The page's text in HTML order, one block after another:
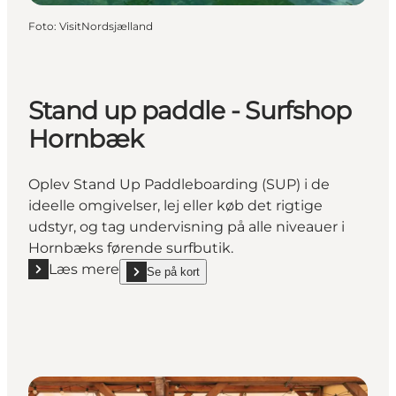
Foto: VisitNordsjælland
Stand up paddle - Surfshop
Hornbæk
Oplev Stand Up Paddleboarding (SUP) i de
ideelle omgivelser, lej eller køb det rigtige
udstyr, og tag undervisning på alle niveauer i
Hornbæks førende surfbutik.
Læs mere
Læs mere "Stand up paddle - Surfshop Hornbæk"
Se på kort
show Stand up paddle - Surfshop Hornbæk on_map